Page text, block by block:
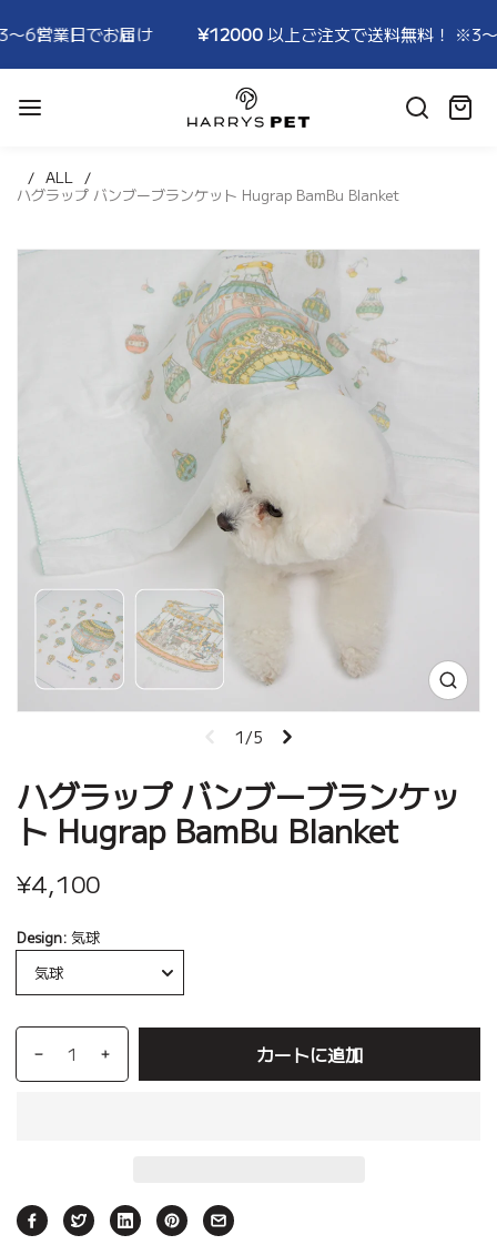
日でお届け ¥12000以上ご注文で送料無料！ ※3〜6営業
HARRYSPET
カ
ALL
ハグラップ バンブーブランケット Hugrap BamBu Blanket
1/5
ハグラップ バンブーブランケッ
ト Hugrap BamBu Blanket
¥4,100
Design: 気球
カートに追加